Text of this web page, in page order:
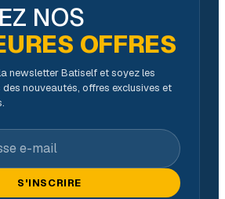
NOS
OFFRES
newsletter Batiself et soyez les
des nouveautés, offres exclusives et
mail
S'INSCRIRE